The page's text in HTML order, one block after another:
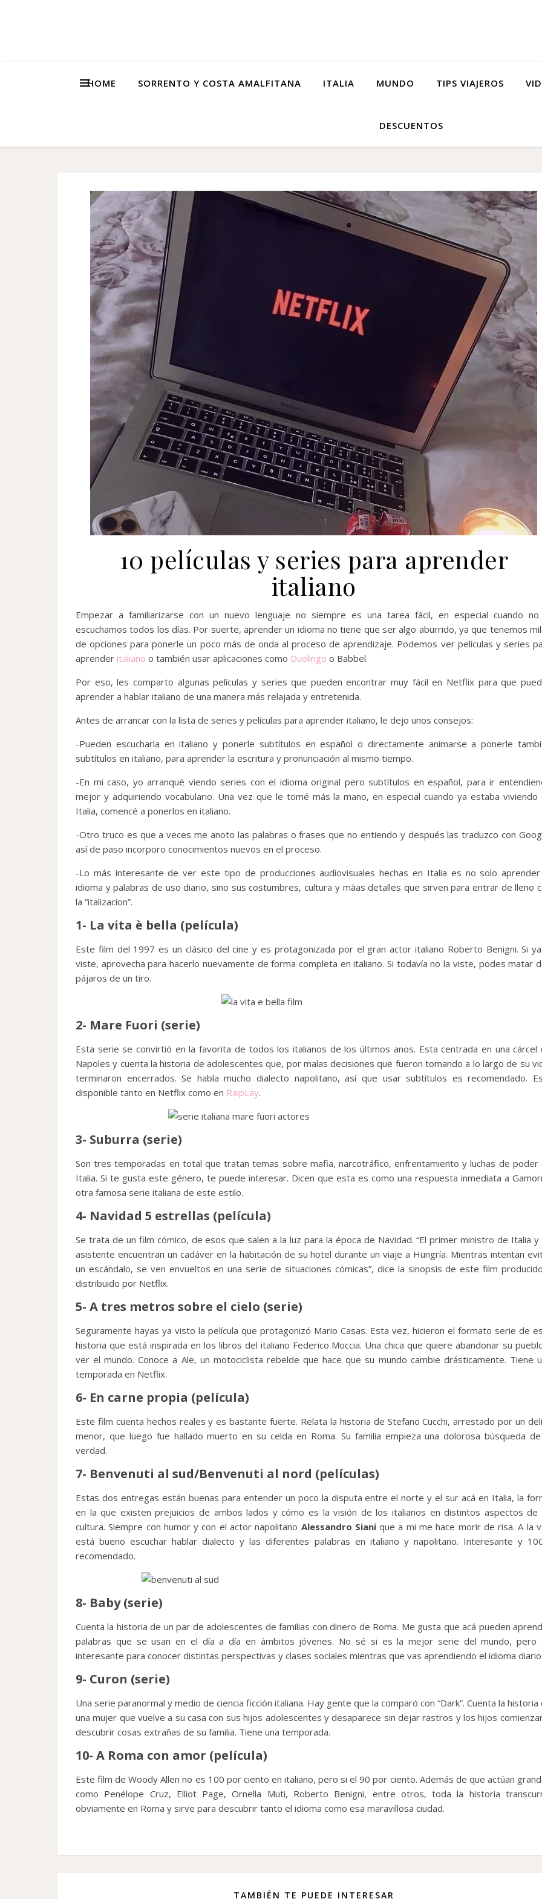
HOME SORRENTO Y COSTA AMALFITANA ITALIA MUNDO TIPS VIAJEROS
DESCUENTOS
10 películas y series para aprender
italiano
Empezar a familiarizarse con un nuevo lenguaje no siempre es una tarea fácil, en especial cuando
escuchamos todos los días. Por suerte, aprender un idioma no tiene que ser algo aburrido, ya que tenemos
de opciones para ponerle un poco más de onda al proceso de aprendizaje. Podemos ver películas y series
aprender italiano o también usar aplicaciones como Duolingo o Babbel.
Por eso, les comparto algunas películas y series que pueden encontrar muy fácil en Netflix para que
aprender a hablar italiano de una manera más relajada y entretenida.
Antes de arrancar con la lista de series y películas para aprender italiano, le dejo unos consejos:
-Pueden escucharla en italiano y ponerle subtítulos en español o directamente animarse a ponerle
subtítulos en italiano, para aprender la escritura y pronunciación al mismo tiempo.
-En mi caso, yo arranqué viendo series con el idioma original pero subtítulos en español, para ir
mejor y adquiriendo vocabulario. Una vez que le tomé más la mano, en especial cuando ya estaba viviendo
Italia, comencé a ponerlos en italiano.
-Otro truco es que a veces me anoto las palabras o frases que no entiendo y después las traduzco con
así de paso incorporo conocimientos nuevos en el proceso.
-Lo más interesante de ver este tipo de producciones audiovisuales hechas en Italia es no solo
idioma y palabras de uso diario, sino sus costumbres, cultura y màas detalles que sirven para entrar de lleno
la “italizacion”.
1- La vita è bella (película)
Este film del 1997 es un clásico del cine y es protagonizada por el gran actor italiano Roberto Benigni. Si
viste, aprovecha para hacerlo nuevamente de forma completa en italiano. Si todavía no la viste, podes matar
pájaros de un tiro.
2- Mare Fuori (serie)
Esta serie se convirtió en la favorita de todos los italianos de los últimos anos. Esta centrada en una cárcel
Napoles y cuenta la historia de adolescentes que, por malas decisiones que fueron tomando a lo largo de su
terminaron encerrados. Se habla mucho dialecto napolitano, así que usar subtítulos es recomendado.
disponible tanto en Netflix como en RaipLay.
3- Suburra (serie)
Son tres temporadas en total que tratan temas sobre mafia, narcotráfico, enfrentamiento y luchas de poder
Italia. Si te gusta este género, te puede interesar. Dicen que esta es como una respuesta inmediata a
otra famosa serie italiana de este estilo.
4- Navidad 5 estrellas (película)
Se trata de un film cómico, de esos que salen a la luz para la época de Navidad. “El primer ministro de Italia y
asistente encuentran un cadáver en la habitación de su hotel durante un viaje a Hungría. Mientras intentan
un escándalo, se ven envueltos en una serie de situaciones cómicas”, dice la sinopsis de este film
distribuido por Netflix.
5- A tres metros sobre el cielo (serie)
Seguramente hayas ya visto la película que protagonizó Mario Casas. Esta vez, hicieron el formato serie de
historia que está inspirada en los libros del italiano Federico Moccia. Una chica que quiere abandonar su
ver el mundo. Conoce a Ale, un motociclista rebelde que hace que su mundo cambie drásticamente. Tiene
temporada en Netflix.
6- En carne propia (película)
Este film cuenta hechos reales y es bastante fuerte. Relata la historia de Stefano Cucchi, arrestado por un
menor, que luego fue hallado muerto en su celda en Roma. Su familia empieza una dolorosa búsqueda
verdad.
7- Benvenuti al sud/Benvenuti al nord (películas)
Estas dos entregas están buenas para entender un poco la disputa entre el norte y el sur acá en Italia, la
en la que existen prejuicios de ambos lados y cómo es la visión de los italianos en distintos aspectos de
cultura. Siempre con humor y con el actor napolitano Alessandro Sianique a mi me hace morir de risa. A la
está bueno escuchar hablar dialecto y las diferentes palabras en italiano y napolitano. Interesante y
recomendado.
8- Baby (serie)
Cuenta la historia de un par de adolescentes de familias con dinero de Roma. Me gusta que acá pueden
palabras que se usan en el día a día en ámbitos jóvenes. No sé si es la mejor serie del mundo, pero
interesante para conocer distintas perspectivas y clases sociales mientras que vas aprendiendo el idioma diario.
9- Curon (serie)
Una serie paranormal y medio de ciencia ficción italiana. Hay gente que la comparó con “Dark”. Cuenta la historia
una mujer que vuelve a su casa con sus hijos adolescentes y desaparece sin dejar rastros y los hijos
descubrir cosas extrañas de su familia. Tiene una temporada.
10- A Roma con amor (película)
Este film de Woody Allen no es 100 por ciento en italiano, pero si el 90 por ciento. Además de que actúan
como Penélope Cruz, Elliot Page, Ornella Muti, Roberto Benigni, entre otros, toda la historia
obviamente en Roma y sirve para descubrir tanto el idioma como esa maravillosa ciudad.
TAMBIÉN TE PUEDE INTERESAR